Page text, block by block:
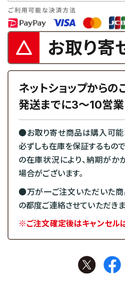
お取り寄
ネットショップからの
発送までに3～10営業
●お取り寄せ商品は購入可能
必ずしも在庫を保証するもの
の在庫状況により、納期がか
場合がございます。
●万が一ご注文いただいた
の都度ご連絡させていただきま
※ご注文確定後はキャンセル